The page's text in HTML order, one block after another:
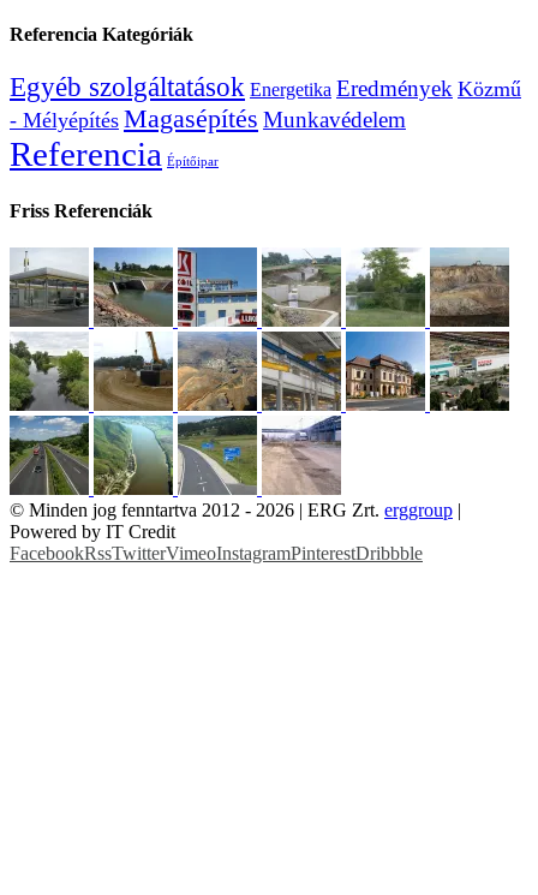
Referencia Kategóriák
Egyéb szolgáltatások Energetika Eredmények Közmű
- Mélyépítés Magasépítés Munkavédelem
Referencia Építőipar
Friss Referenciák
© Minden jog fenntartva 2012 - 2026 | ERG Zrt. erggroup |
Powered by IT Credit
FacebookRssTwitterVimeoInstagramPinterestDribbble